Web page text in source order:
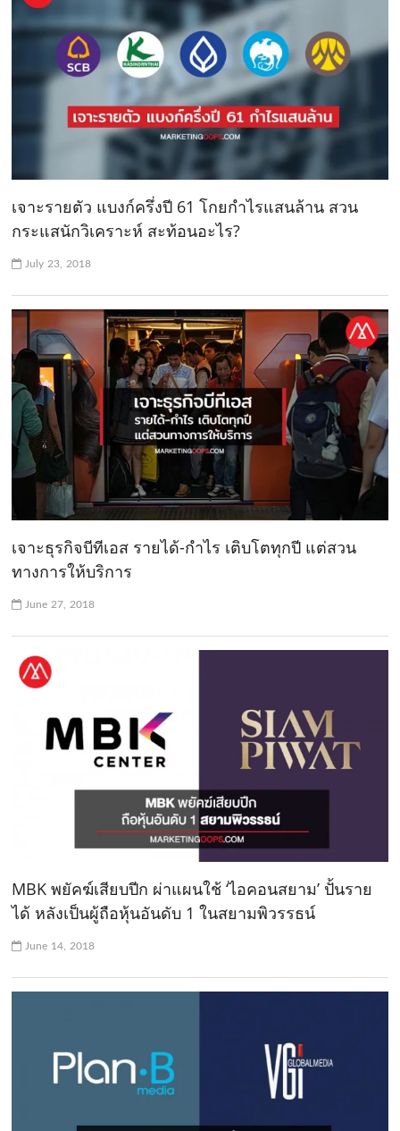
เจาะรายตัว แบงก์ครึ่งปี 61 โกยกำไรแสนล้าน สวน
กระแสนักวิเคราะห์ สะท้อนอะไร?
July 23, 2018
เจาะธุรกิจบีทีเอส รายได้-กำไร เติบโตทุกปี แต่สวน
ทางการให้บริการ
June 27, 2018
MBK พยัคฆ์เสียบปีก ผ่าแผนใช้ ‘ไอคอนสยาม’ ปั้นราย
ได้ หลังเป็นผู้ถือหุ้นอันดับ 1 ในสยามพิวรรธน์
June 14, 2018